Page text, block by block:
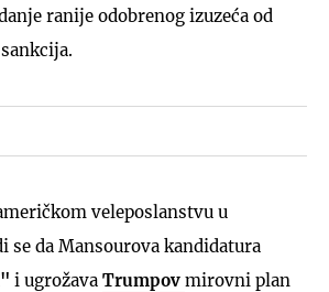
ranije odobrenog izuzeća od
veleposlanstvu u
se da Mansourova kandidatura
i ugrožava Trumpov mirovni plan